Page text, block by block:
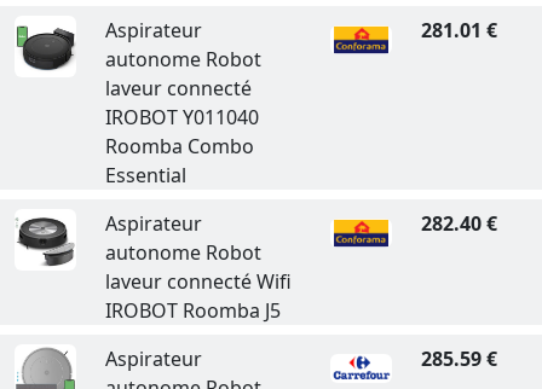
Aspirateur
autonome Robot
laveur connecté
IROBOT Y011040
Roomba Combo
Essential
281.01 €
Aspirateur
autonome Robot
laveur connecté Wifi
IROBOT Roomba J5
282.40 €
Aspirateur
285.59 €